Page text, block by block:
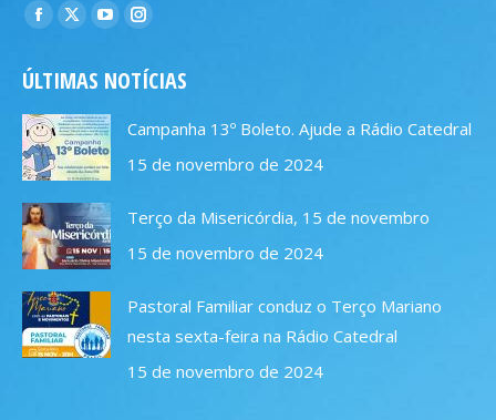
Encontre-nos em:
Facebook
opens
in
new
window
X
opens
in
new
window
YouTube
opens
in
new
window
Instagram
opens
new
window
ÚLTIMAS NOTÍCIAS
Campanha 13º Boleto. Ajude a Rádio Catedral
15 de novembro de 2024
Terço da Misericórdia, 15 de novembro
15 de novembro de 2024
Pastoral Familiar conduz o Terço Mariano
nesta sexta-feira na Rádio Catedral
15 de novembro de 2024